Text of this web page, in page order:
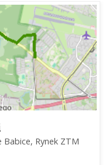
Rynek ZTM